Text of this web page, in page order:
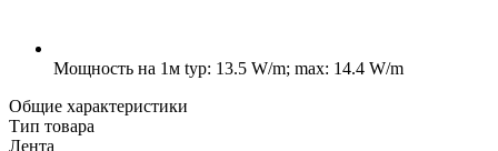
Мощность на 1м typ: 13.5 W/m; max: 14.4 W/m
Общие характеристики
Тип товара
Лента